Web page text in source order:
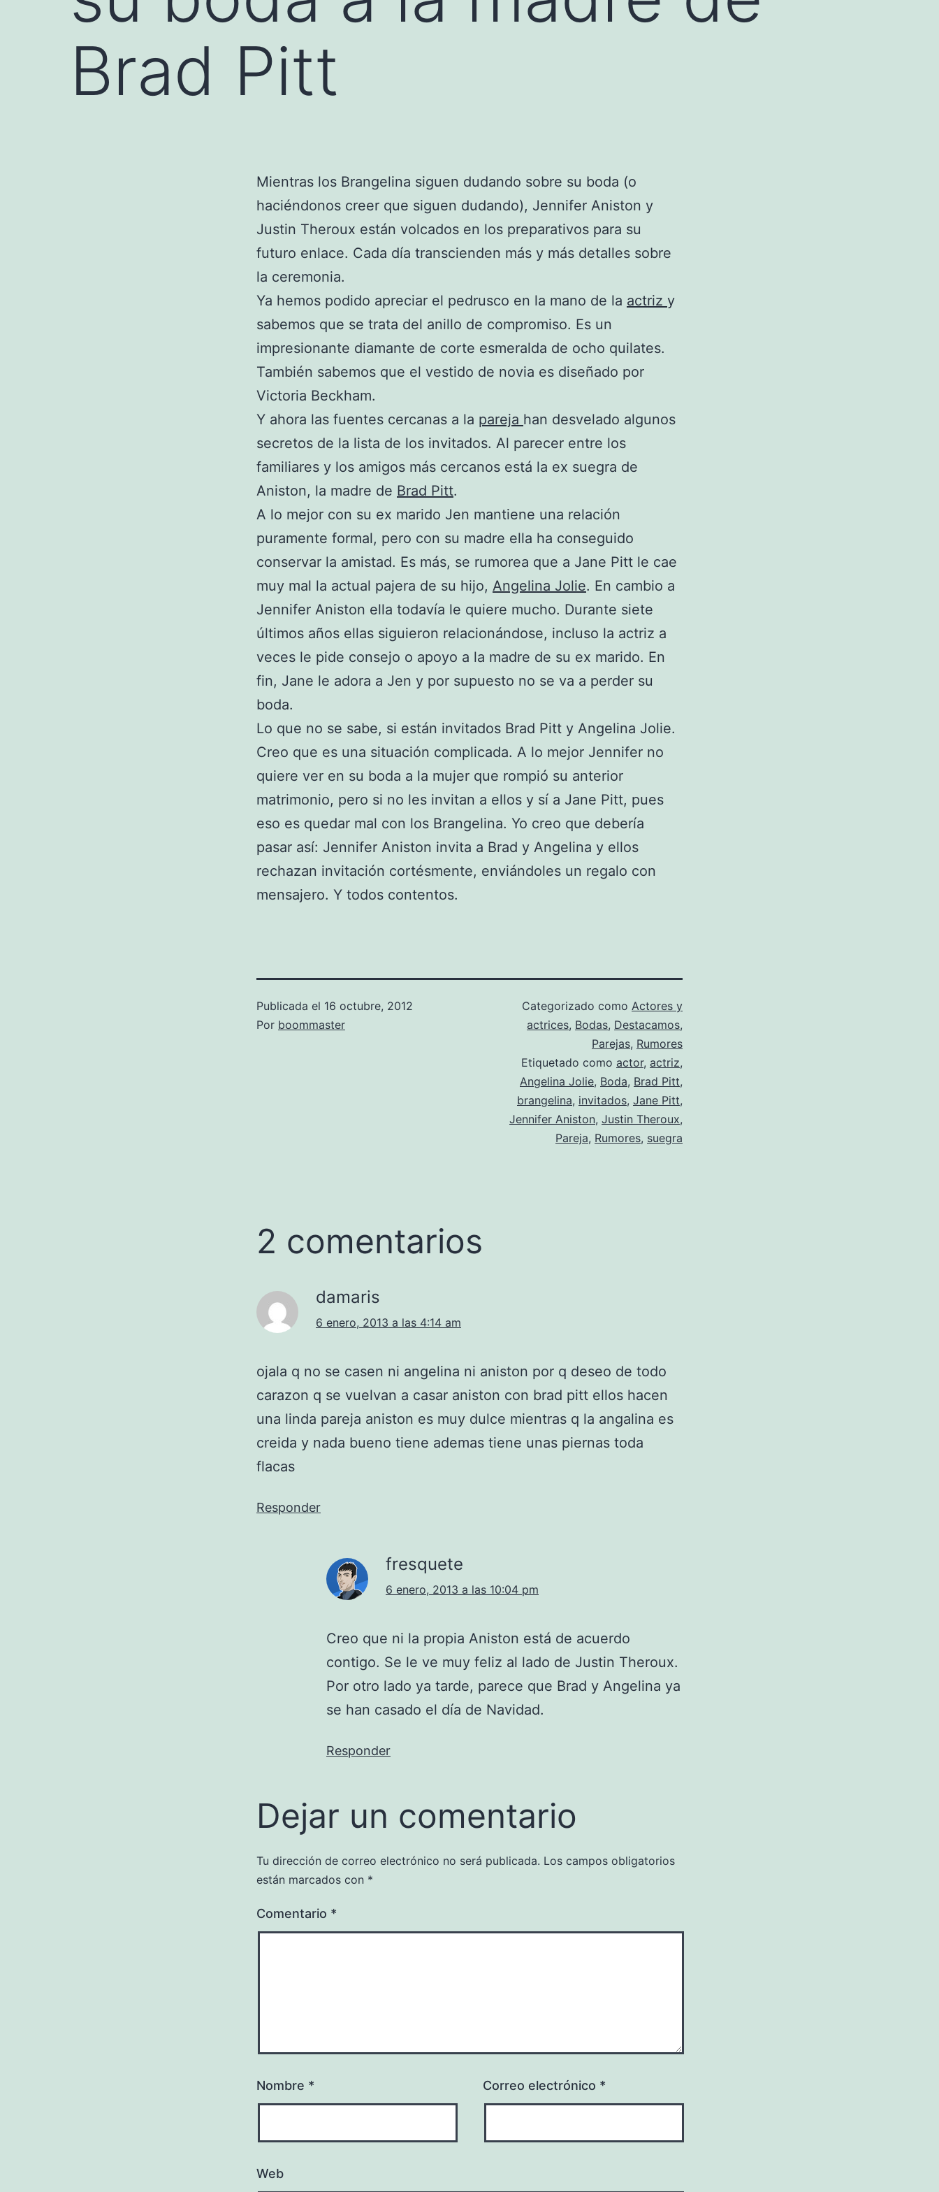
Brad Pitt
Mientras los Brangelina siguen dudando sobre su boda (o
haciéndonos creer que siguen dudando), Jennifer Aniston y
Justin Theroux están volcados en los preparativos para su
futuro enlace. Cada día transcienden más y más detalles sobre
la ceremonia.
Ya hemos podido apreciar el pedrusco en la mano de la actriz y
sabemos que se trata del anillo de compromiso. Es un
impresionante diamante de corte esmeralda de ocho quilates.
También sabemos que el vestido de novia es diseñado por
Victoria Beckham.
Y ahora las fuentes cercanas a la pareja han desvelado algunos
secretos de la lista de los invitados. Al parecer entre los
familiares y los amigos más cercanos está la ex suegra de
Aniston, la madre de Brad Pitt.
A lo mejor con su ex marido Jen mantiene una relación
puramente formal, pero con su madre ella ha conseguido
conservar la amistad. Es más, se rumorea que a Jane Pitt le cae
muy mal la actual pajera de su hijo, Angelina Jolie. En cambio a
Jennifer Aniston ella todavía le quiere mucho. Durante siete
últimos años ellas siguieron relacionándose, incluso la actriz a
veces le pide consejo o apoyo a la madre de su ex marido. En
fin, Jane le adora a Jen y por supuesto no se va a perder su
boda.
Lo que no se sabe, si están invitados Brad Pitt y Angelina Jolie.
Creo que es una situación complicada. A lo mejor Jennifer no
quiere ver en su boda a la mujer que rompió su anterior
matrimonio, pero si no les invitan a ellos y sí a Jane Pitt, pues
eso es quedar mal con los Brangelina. Yo creo que debería
pasar así: Jennifer Aniston invita a Brad y Angelina y ellos
rechazan invitación cortésmente, enviándoles un regalo con
mensajero. Y todos contentos.
Publicada el 16 octubre, 2012
Por boommaster
Categorizado como Actores y
actrices, Bodas, Destacamos,
Parejas, Rumores
Etiquetado como actor, actriz,
Angelina Jolie, Boda, Brad Pitt,
brangelina, invitados, Jane Pitt,
Jennifer Aniston, Justin Theroux,
Pareja, Rumores, suegra
2 comentarios
damaris
6 enero, 2013 a las 4:14 am
ojala q no se casen ni angelina ni aniston por q deseo de todo
carazon q se vuelvan a casar aniston con brad pitt ellos hacen
una linda pareja aniston es muy dulce mientras q la angalina es
creida y nada bueno tiene ademas tiene unas piernas toda
flacas
Responder
fresquete
6 enero, 2013 a las 10:04 pm
Creo que ni la propia Aniston está de acuerdo
contigo. Se le ve muy feliz al lado de Justin Theroux.
Por otro lado ya tarde, parece que Brad y Angelina ya
se han casado el día de Navidad.
Responder
Dejar un comentario
Tu dirección de correo electrónico no será publicada. Los campos obligatorios
están marcados con *
Comentario *
Nombre * Correo electrónico *
Web